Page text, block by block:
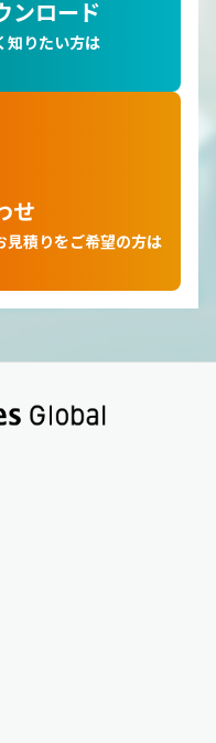
ンロード
知りたい方は
せ
見積りをご希望の方は